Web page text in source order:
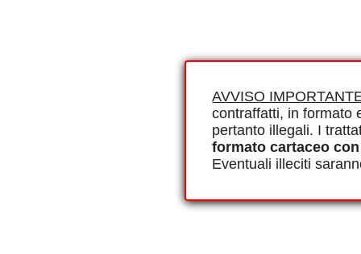
AVVISO
contraffatti, in formato
pertanto illegali. I
formato cartaceo
Eventuali illeciti